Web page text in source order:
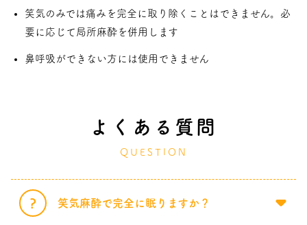
笑気のみでは痛みを完全に取り除くことはできません。必
要に応じて局所麻酔を併用します
鼻呼吸ができない方には使用できません
よくある質問
QUESTION
笑気麻酔で完全に眠りますか？